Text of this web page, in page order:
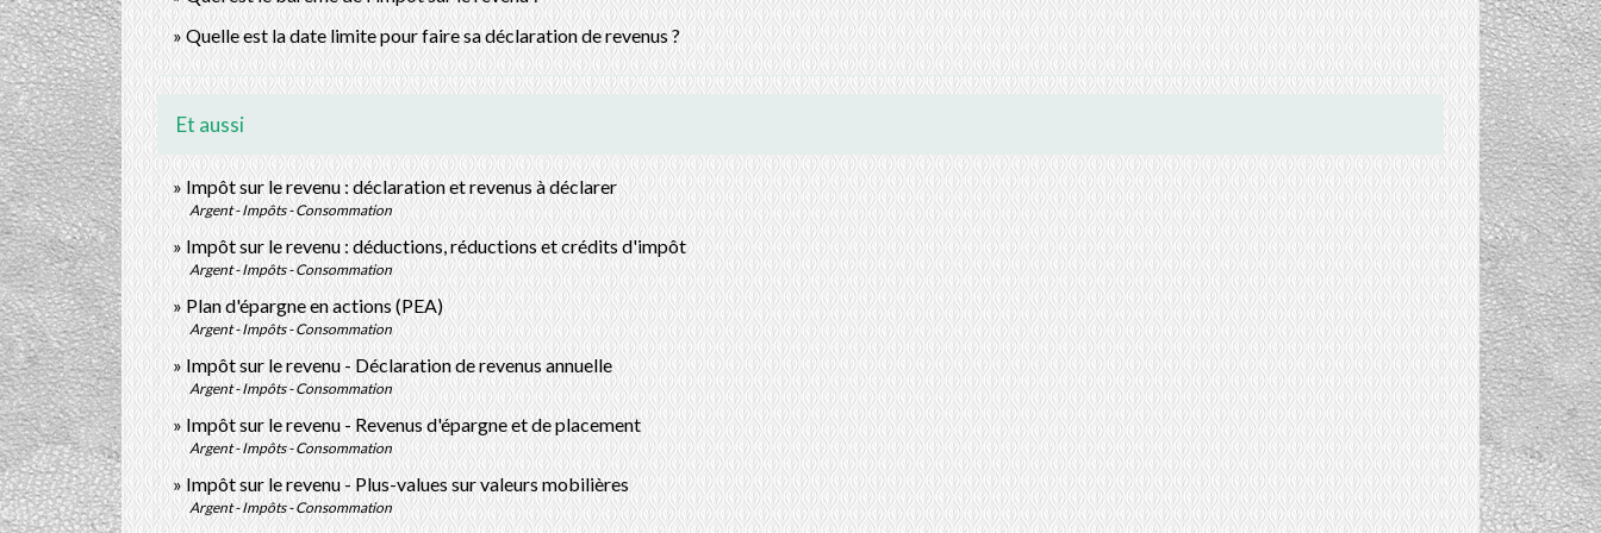
Quelle est la date limite pour faire sa déclaration de revenus ?
Et aussi
Impôt sur le revenu : déclaration et revenus à déclarer
Argent - Impôts - Consommation
Impôt sur le revenu : déductions, réductions et crédits d'impôt
Argent - Impôts - Consommation
Plan d'épargne en actions (PEA)
Argent - Impôts - Consommation
Impôt sur le revenu - Déclaration de revenus annuelle
Argent - Impôts - Consommation
Impôt sur le revenu - Revenus d'épargne et de placement
Argent - Impôts - Consommation
Impôt sur le revenu - Plus-values sur valeurs mobilières
Argent - Impôts - Consommation